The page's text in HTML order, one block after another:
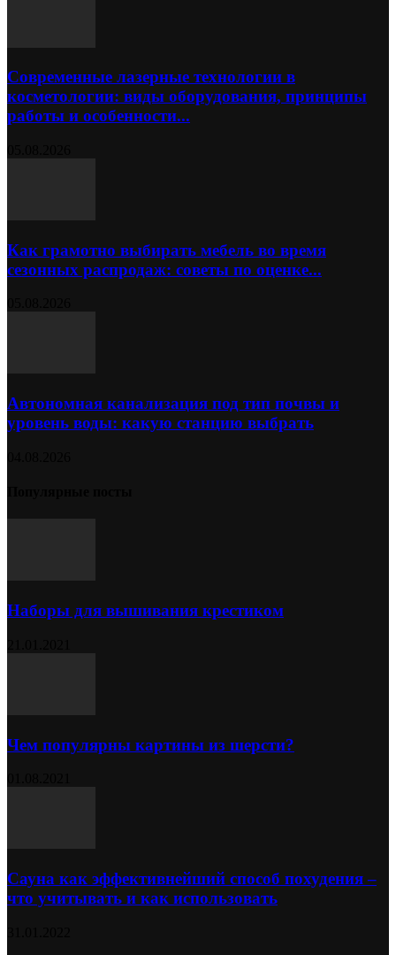
Современные лазерные технологии в
косметологии: виды оборудования, принципы
работы и особенности...
Как грамотно выбирать мебель во время
сезонных распродаж: советы по оценке...
Автономная канализация под тип почвы и
уровень воды: какую станцию выбрать
Наборы для вышивания крестиком
Чем популярны картины из шерсти?
Сауна как эффективнейший способ похудения –
что учитывать и как использовать